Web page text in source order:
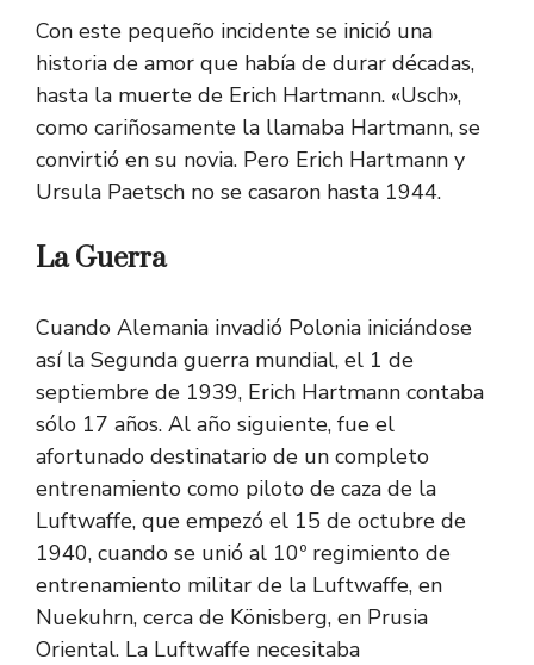
Con este pequeño incidente se inició una
historia de amor que había de durar décadas,
hasta la muerte de Erich Hartmann. «Usch»,
como cariñosamente la llamaba Hartmann, se
convirtió en su novia. Pero Erich Hartmann y
Ursula Paetsch no se casaron hasta 1944.
La Guerra
Cuando Alemania invadió Polonia iniciándose
así la Segunda guerra mundial, el 1 de
septiembre de 1939, Erich Hartmann contaba
sólo 17 años. Al año siguiente, fue el
afortunado destinatario de un completo
entrenamiento como piloto de caza de la
Luftwaffe, que empezó el 15 de octubre de
1940, cuando se unió al 10º regimiento de
entrenamiento militar de la Luftwaffe, en
Nuekuhrn, cerca de Könisberg, en Prusia
Oriental. La Luftwaffe necesitaba